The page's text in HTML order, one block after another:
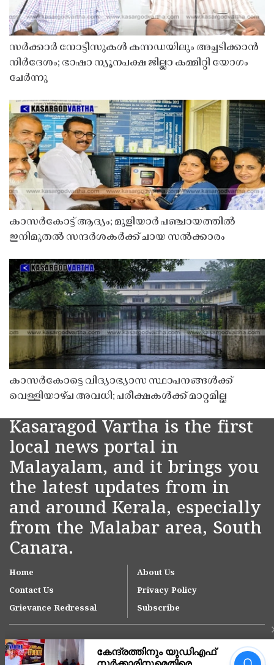
സർക്കാർ നോട്ടീസുകൾ കന്നഡയിലും അച്ചടിക്കാൻ
നിർദേശം; ഭാഷാ ന്യൂനപക്ഷ ജില്ലാ കമ്മിറ്റി യോഗം
ചേർന്നു
കാസർകോട്ട് ആദ്യം; മുളിയാർ പഞ്ചായത്തിൽ
ഇനിമുതൽ സന്ദർശകർക്ക് ചായ സൽക്കാരം
കാസർകോട്ടെ വിദ്യാഭ്യാസ സ്ഥാപനങ്ങൾക്ക്
വെള്ളിയാഴ്ച അവധി; പരീക്ഷകൾക്ക് മാറ്റമില്ല
Kasaragod Vartha is the first
local news portal in
Malayalam, and it brings you
the latest updates from in
and around Kerala, especially
from the Malabar area, South
Canara.
Home
About Us
Contact Us
Privacy Policy
Grievance Redressal
Subscribe